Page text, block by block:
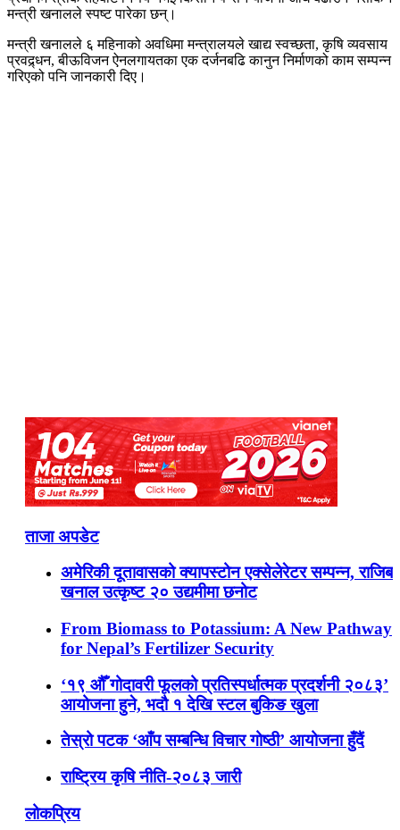
मन्त्री खनालले स्पष्ट पारेका छन्।
मन्त्री खनालले ६ महिनाको अवधिमा मन्त्रालयले खाद्य स्वच्छता, कृषि व्यवसाय
प्रवद्र्धन, बीऊविजन ऐनलगायतका एक दर्जनबढि कानुन निर्माणको काम सम्पन्न
गरिएको पनि जानकारी दिए।
ताजा अपडेट
अमेरिकी दूतावासको क्यापस्टोन एक्सेलेरेटर सम्पन्न, राजिब
खनाल उत्कृष्ट २० उद्यमीमा छनोट
From Biomass to Potassium: A New Pathway
for Nepal’s Fertilizer Security
‘१९ औँ गोदावरी फूलको प्रतिस्पर्धात्मक प्रदर्शनी २०८३’
आयोजना हुने, भदौ १ देखि स्टल बुकिङ खुला
तेस्रो पटक ‘आँप सम्बन्धि विचार गोष्ठी’ आयोजना हुँदैं
राष्ट्रिय कृषि नीति-२०८३ जारी
लोकप्रिय